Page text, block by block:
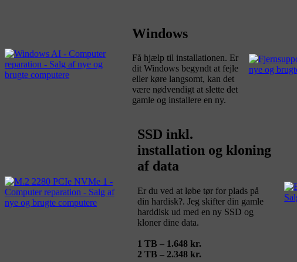
Windows
Få hjælp til installationen. Er
dit Windows begyndt at fejle
eller køre langsomt, kan det
være nødvendigt at slette det
gamle og installere en ny.
SSD inkl.
installation og kloning
af data
Er du ved at løbe tør for plads på
din hardisk?. Jeg skifter din gamle
harddisk ud med en ny SSD og
kloner dine data.
1 TB – 1.648 kr.
2 TB – 2.348 kr.